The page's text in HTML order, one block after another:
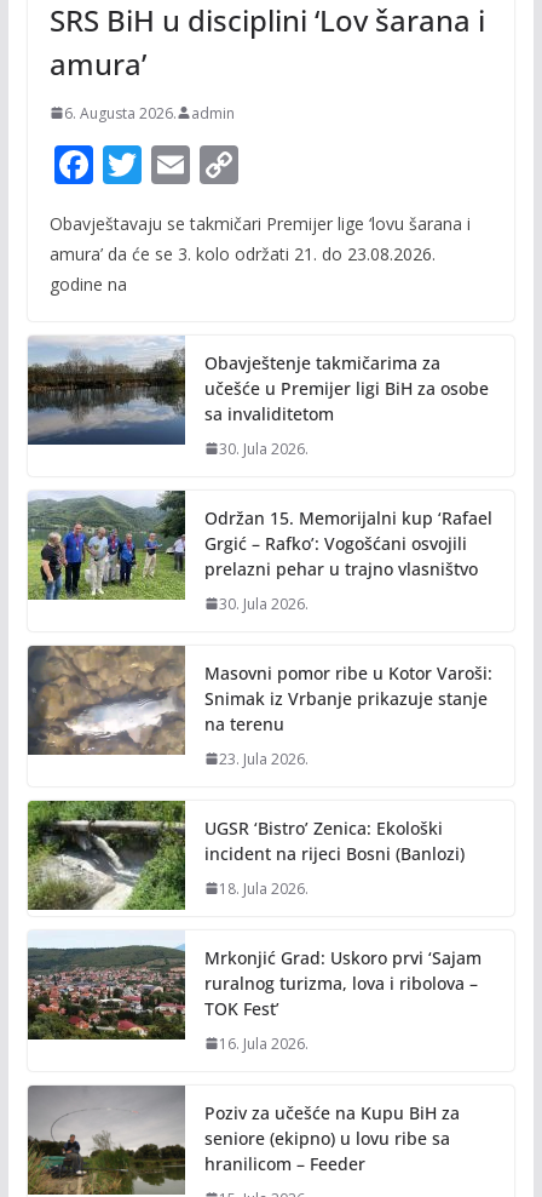
SRS BiH u disciplini ‘Lov šarana i
amura’
6. Augusta 2026. admin
F
ac
e
b
o
k
T
w
itt
E
m
ai
C
p
n
k
Obavještavaju se takmičari Premijer lige ‘lovu šarana i
amura’ da će se 3. kolo održati 21. do 23.08.2026.
godine na
Obavještenje takmičarima za
učešće u Premijer ligi BiH za osobe
sa invaliditetom
30. Jula 2026.
Održan 15. Memorijalni kup ‘Rafael
Grgić – Rafko’: Vogošćani osvojili
prelazni pehar u trajno vlasništvo
30. Jula 2026.
Masovni pomor ribe u Kotor Varoši:
Snimak iz Vrbanje prikazuje stanje
na terenu
23. Jula 2026.
UGSR ‘Bistro’ Zenica: Ekološki
incident na rijeci Bosni (Banlozi)
18. Jula 2026.
Mrkonjić Grad: Uskoro prvi ‘Sajam
ruralnog turizma, lova i ribolova –
TOK Fest’
16. Jula 2026.
Poziv za učešće na Kupu BiH za
seniore (ekipno) u lovu ribe sa
hranilicom – Feeder